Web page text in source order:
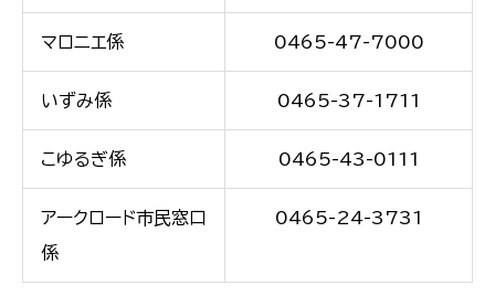
マロニエ係 0465-47-7000
いずみ係 0465-37-1711
こゆるぎ係 0465-43-0111
アークロード市民窓口
係
0465-24-3731